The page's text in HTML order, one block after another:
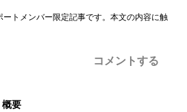
ートメンバー限定記事です。本文の内容に触
コメントする
概要